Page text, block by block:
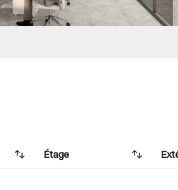
Étage